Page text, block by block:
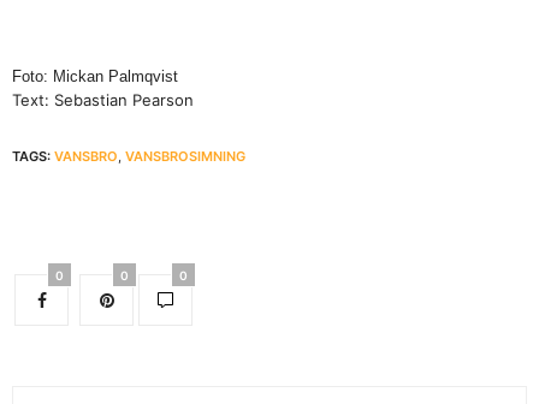
Foto: Mickan Palmqvist
Text: Sebastian Pearson
TAGS: VANSBRO, VANSBROSIMNING
0 0 0